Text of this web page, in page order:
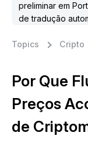
preliminar em
de tradução
Topics
Cripto
Por Que
Preços
de